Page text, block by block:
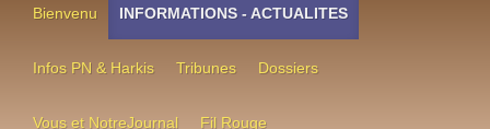
Bienvenu INFORMATIONS - ACTUALITES
Infos PN & Harkis Tribunes Dossiers
Vous et NotreJournal Fil Rouge